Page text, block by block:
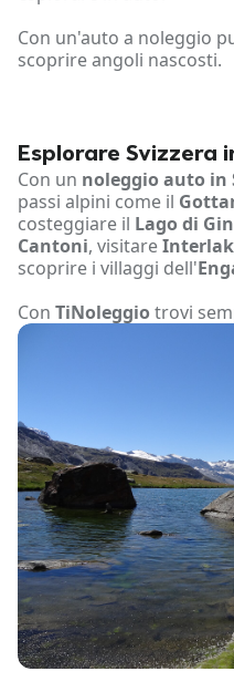
Con un'auto a noleggio
scoprire angoli nascosti.
Esplorare Svizzera
Con un noleggio auto in
passi alpini come il
costeggiare il Lago di
Cantoni, visitare
scoprire i villaggi dell'
Con TiNoleggiotrovi